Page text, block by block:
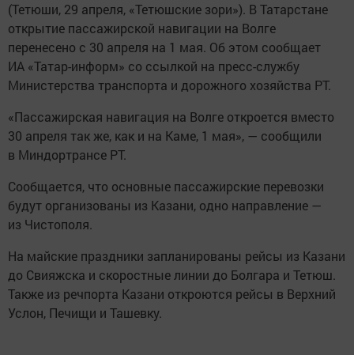
(Тетюши, 29 апреля, «Тетюшские зори»). В Татарстане
открытие пассажирской навигации на Волге
перенесено с 30 апреля на 1 мая. Об этом сообщает
ИА «Татар-информ» со ссылкой на пресс-службу
Министерства транспорта и дорожного хозяйства РТ.
«Пассажирская навигация на Волге откроется вместо
30 апреля так же, как и на Каме, 1 мая», — сообщили
в Миндортрансе РТ.
Сообщается, что основные пассажирские перевозки
будут организованы из Казани, одно направление —
из Чистополя.
На майские праздники запланированы рейсы из Казани
до Свияжска и скоростные линии до Болгара и Тетюш.
Также из речпорта Казани откроются рейсы в Верхний
Услон, Печищи и Ташевку.